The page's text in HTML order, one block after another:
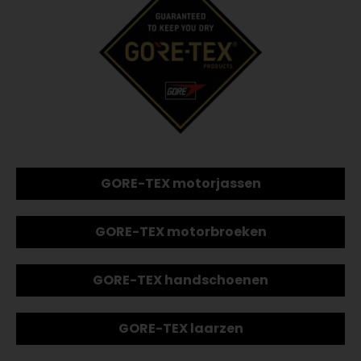
GORE-TEX motorjassen
GORE-TEX motorbroeken
GORE-TEX handschoenen
GORE-TEX laarzen